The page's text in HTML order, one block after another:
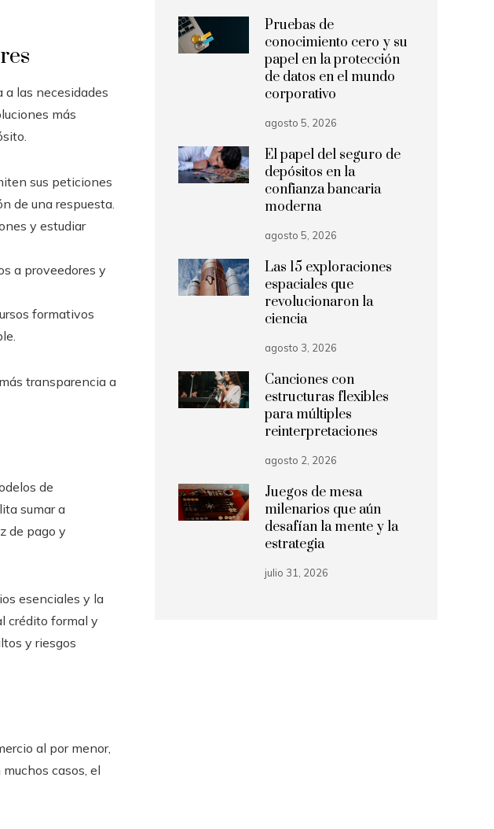
las necesidades
más
sus peticiones
de una respuesta.
y estudiar
a proveedores y
formativos
transparencia a
de
sumar a
de pago y
esenciales y la
crédito formal y
y riesgos
al por menor,
casos, el
Pruebas de
conocimiento cero y su
papel en la protección
de datos en el mundo
corporativo
agosto 5, 2026
El papel del seguro de
depósitos en la
confianza bancaria
moderna
agosto 5, 2026
Las 15 exploraciones
espaciales que
revolucionaron la
ciencia
agosto 3, 2026
Canciones con
estructuras flexibles
para múltiples
reinterpretaciones
agosto 2, 2026
Juegos de mesa
milenarios que aún
desafían la mente y la
estrategia
julio 31, 2026